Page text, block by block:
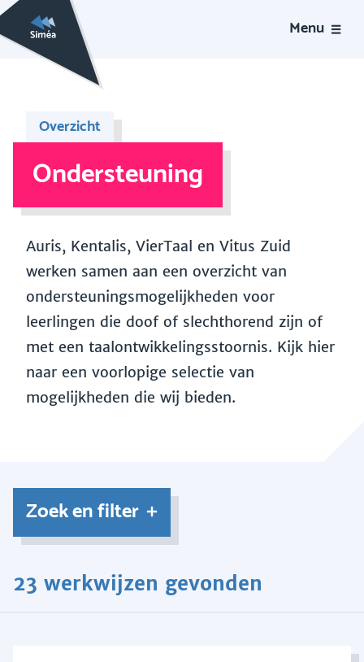
Menu
Overzicht
Ondersteuning
Auris, Kentalis, VierTaal en Vitus Zuid
werken samen aan een overzicht van
ondersteuningsmogelijkheden voor
leerlingen die doof of slechthorend zijn of
met een taalontwikkelingsstoornis. Kijk hier
naar een voorlopige selectie van
mogelijkheden die wij bieden.
Zoek en filter
23 werkwijzen gevonden